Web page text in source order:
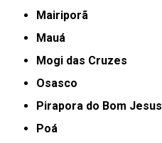
Mairiporã
Mauá
Mogi das Cruzes
Osasco
Pirapora do Bom Jesus
Poá